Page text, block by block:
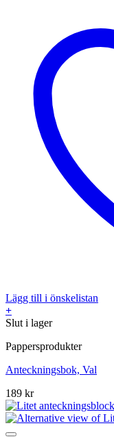
Lägg till i önskelistan
+
Slut i lager
Pappersprodukter
Anteckningsbok, Val
189 kr